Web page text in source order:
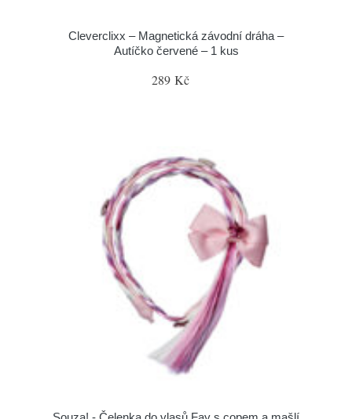
Cleverclixx – Magnetická závodní dráha –
Autíčko červené – 1 kus
289 Kč